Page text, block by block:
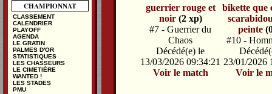
guerrier rouge et
noir (2 xp)
#7 - Guerrier du
Chaos
Décédé(e) le
13/03/2026 09:34:21
Voir le match
bikette que
peinte
#10 -
23/01/2026
Voir le
CHAMPIONNAT
CLASSEMENT
CALENDRIER
PLAYOFF
AGENDA
LE GRATIN
PALMES D'OR
STATISTIQUES
LES CHASSEURS
LE CIMETIÈRE
WANTED !
LES STADES
PMU